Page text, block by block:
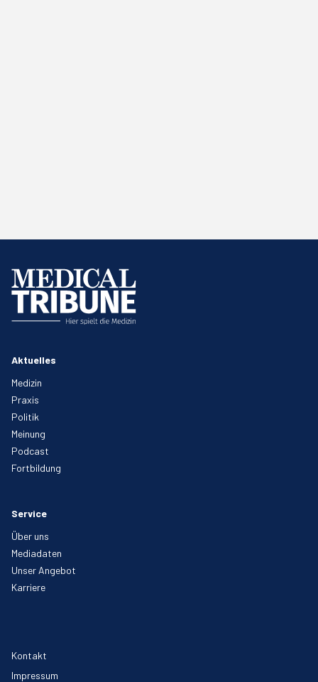
Aktuelles
Medizin
Praxis
Politik
Meinung
Podcast
Fortbildung
Service
Über uns
Mediadaten
Unser Angebot
Karriere
Kontakt
Impressum